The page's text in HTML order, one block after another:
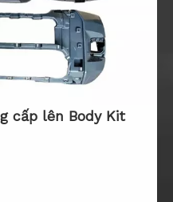
cấp lên Body Kit